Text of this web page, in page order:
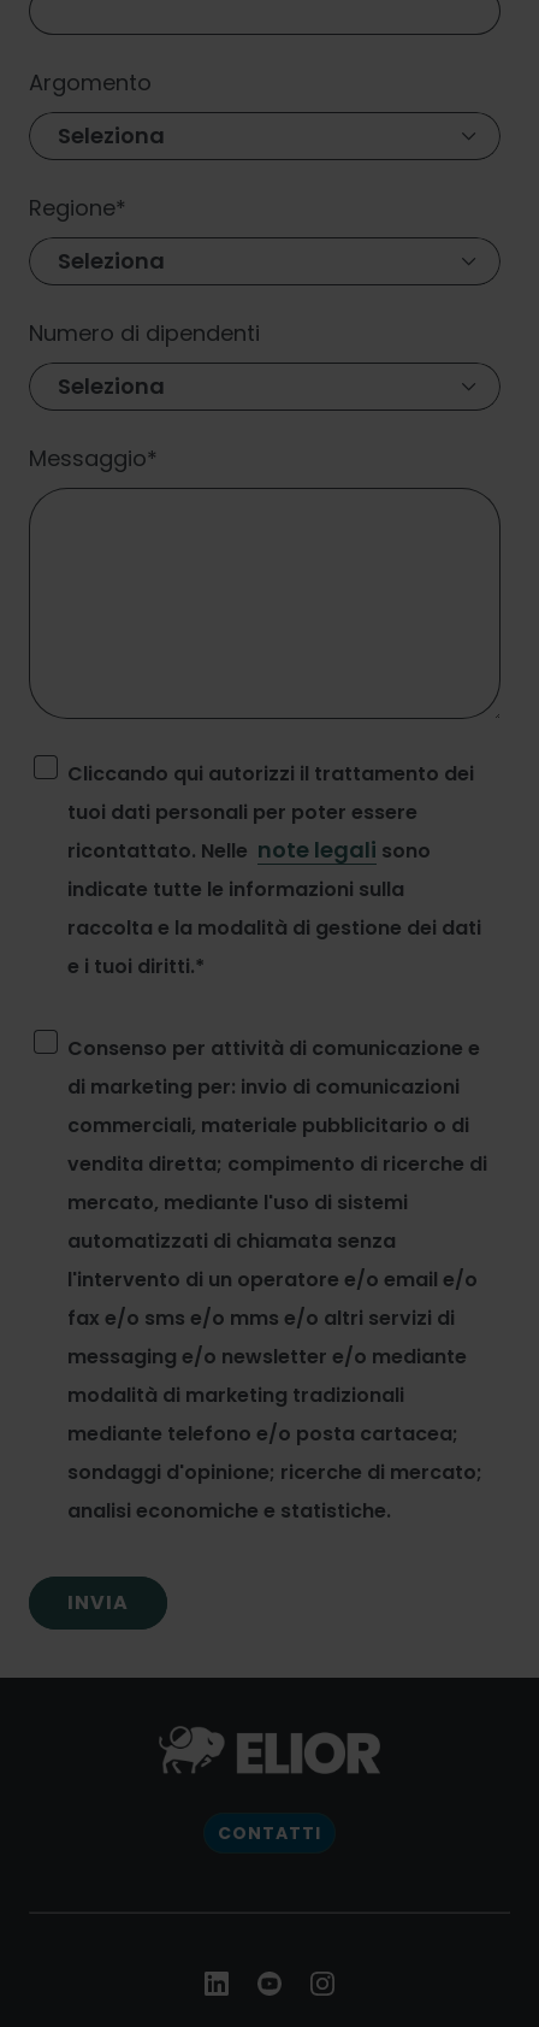
Argomento
Regione*
Numero di dipendenti
Messaggio*
Cliccando qui autorizzi il trattamento dei
tuoi dati personali per poter essere
ricontattato. Nelle note legali sono
indicate tutte le informazioni sulla
raccolta e la modalità di gestione dei dati
e i tuoi diritti.*
Consenso per attività di comunicazione e
di marketing per: invio di comunicazioni
commerciali, materiale pubblicitario o di
vendita diretta; compimento di ricerche di
mercato, mediante l'uso di sistemi
automatizzati di chiamata senza
l'intervento di un operatore e/o email e/o
fax e/o sms e/o mms e/o altri servizi di
messaging e/o newsletter e/o mediante
modalità di marketing tradizionali
mediante telefono e/o posta cartacea;
sondaggi d'opinione; ricerche di mercato;
analisi economiche e statistiche.
CONTATTI